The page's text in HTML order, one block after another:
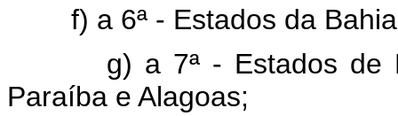
f) a 6ª - Estados da
g) a 7ª - Estados de
Paraíba e Alagoas;